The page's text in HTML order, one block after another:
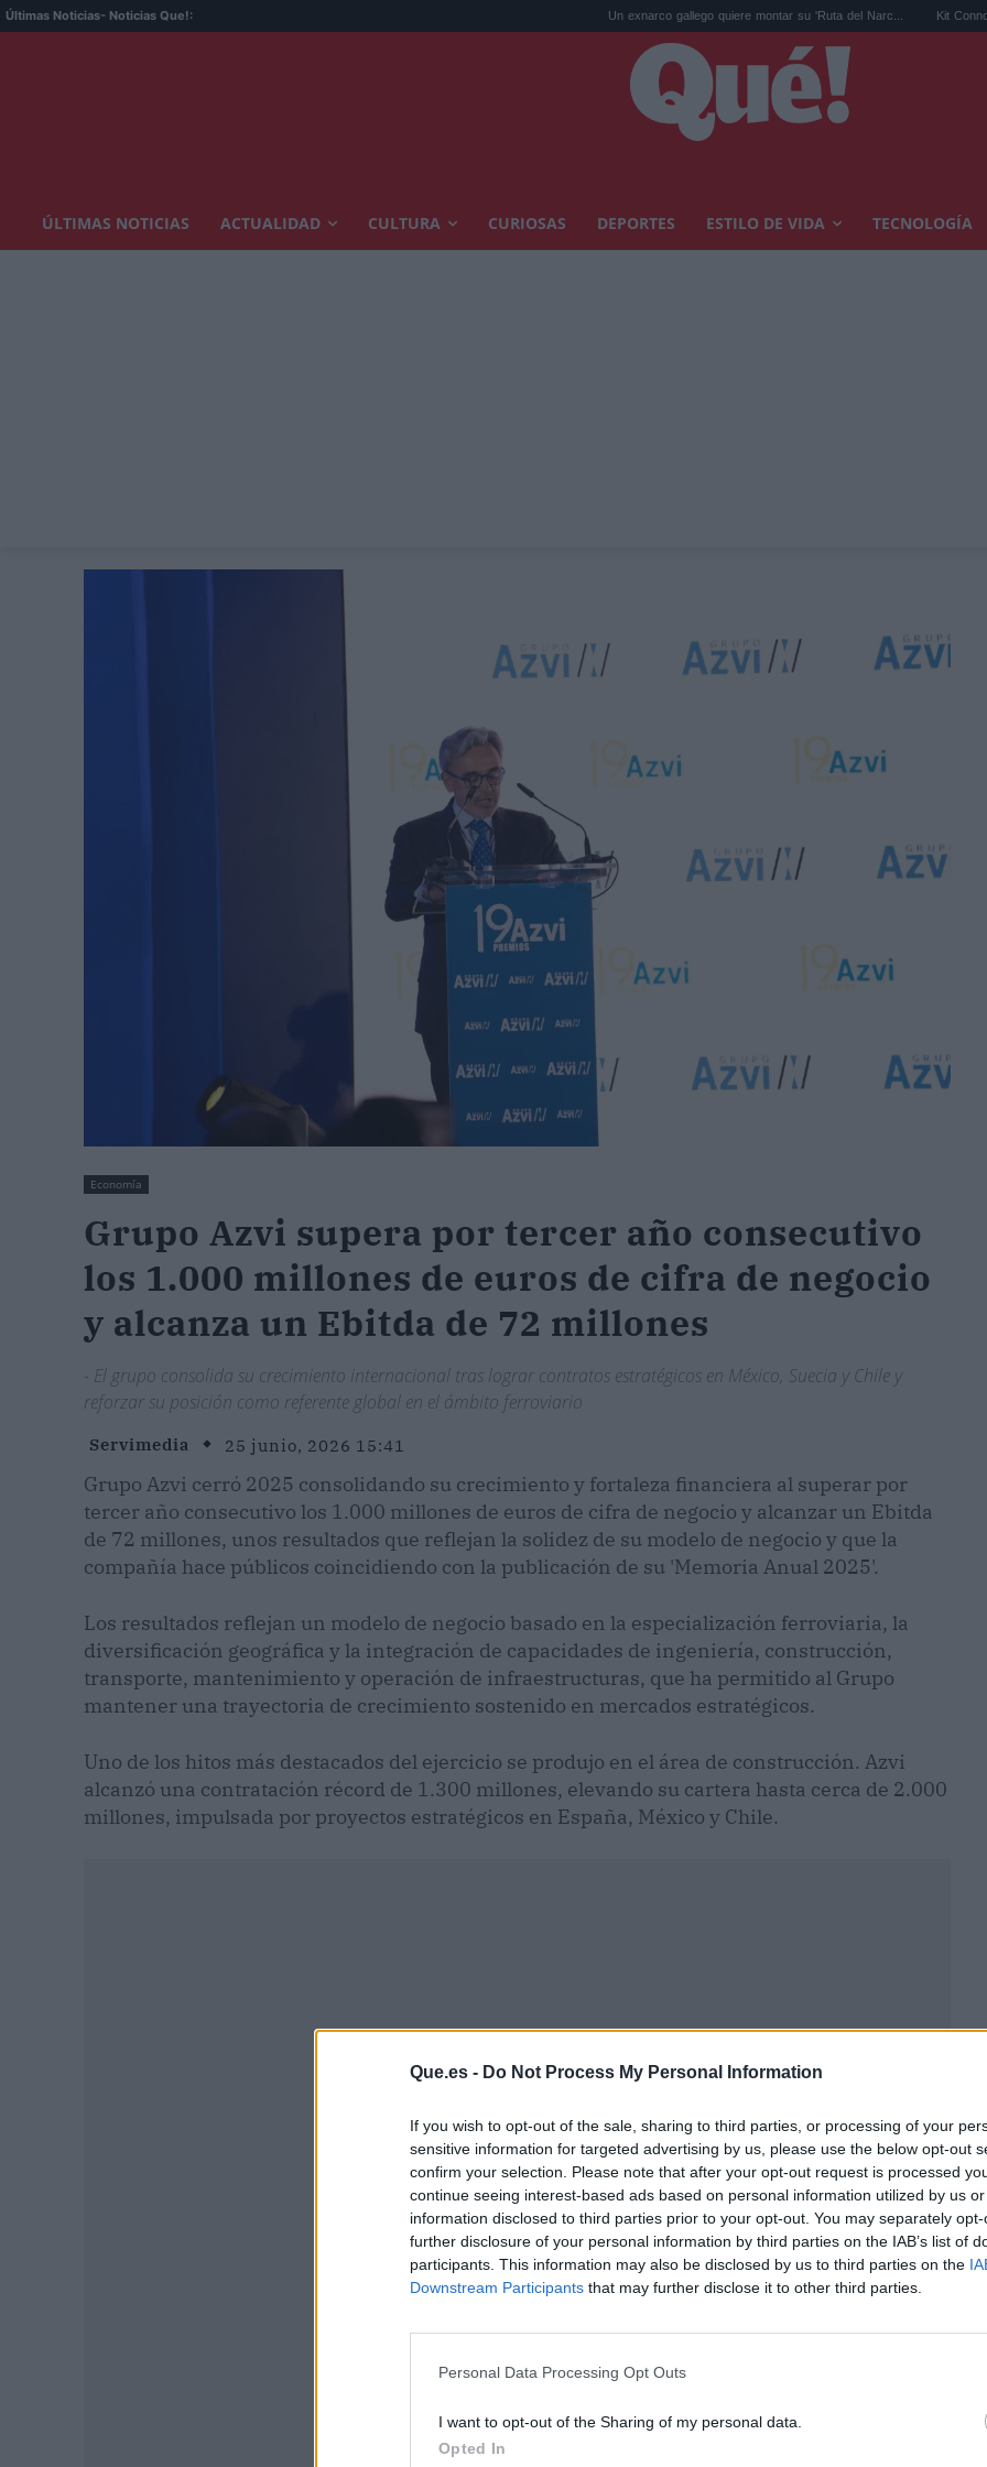
Que.es - Do Not Process My Personal Information
If you wish to opt-out of the sale, sharing to third parties, or processing of your
sensitive information for targeted advertising by us, please use the below opt-out
confirm your selection. Please note that after your opt-out request is processed
continue seeing interest-based ads based on personal information utilized by us
information disclosed to third parties prior to your opt-out. You may separately
further disclosure of your personal information by third parties on the IAB’s list of
participants. This information may also be disclosed by us to third parties on the
Downstream Participants that may further disclose it to other third parties.
Personal Data Processing Opt Outs
I want to opt-out of the Sharing of my personal data.
Opted In
Últimas Noticias- Noticias Que!: Un exnarco gallego quiere montar su 'Ruta del Narc... Kit Connor será
ÚLTIMAS NOTICIAS ACTUALIDAD CULTURA CURIOSAS DEPORTES ESTILO DE VIDA TECNOLOGÍA
Economía
Grupo Azvi supera por tercer año consecutivo
los 1.000 millones de euros de cifra de negocio
y alcanza un Ebitda de 72 millones
- El grupo consolida su crecimiento internacional tras lograr contratos estratégicos en México, Suecia y Chile y
reforzar su posición como referente global en el ámbito ferroviario
Servimedia 25 junio, 2026 15:41
Grupo Azvi cerró 2025 consolidando su crecimiento y fortaleza financiera al superar por
tercer año consecutivo los 1.000 millones de euros de cifra de negocio y alcanzar un Ebitda
de 72 millones, unos resultados que reflejan la solidez de su modelo de negocio y que la
compañía hace públicos coincidiendo con la publicación de su 'Memoria Anual 2025'.
Los resultados reflejan un modelo de negocio basado en la especialización ferroviaria, la
diversificación geográfica y la integración de capacidades de ingeniería, construcción,
transporte, mantenimiento y operación de infraestructuras, que ha permitido al Grupo
mantener una trayectoria de crecimiento sostenido en mercados estratégicos.
Uno de los hitos más destacados del ejercicio se produjo en el área de construcción. Azvi
alcanzó una contratación récord de 1.300 millones, elevando su cartera hasta cerca de 2.000
millones, impulsada por proyectos estratégicos en España, México y Chile.
Publicidad